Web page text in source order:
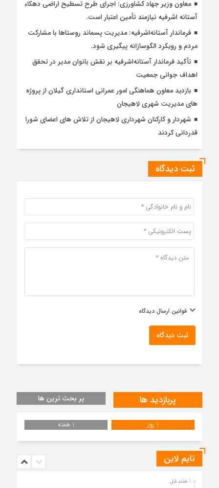
معاون وزیر جهاد کشاورزی: اجرای طرح تسطیح اراضی دهکاء
آستانه اشرفیه نیازمند تأمین اعتبار است.
فرماندار آستانه‌اشرفیه: مدیریت پسماند روستاها با مشارکت
مردم و رویکرد الگوسازانه پیگیری شود.
تأکید فرماندار آستانه‌اشرفیه بر نقش بانوان مدیر در تحقق
اهداف جوانی جمعیت
بازدید معاون هماهنگی امور عمرانی استانداری گیلان از پروژه
های مدیریت شهری لاهیجان
شهردار و کارکنان شهرداری لاهیجان از تلاش های اعضای شورا
قدردانی کردند
ثبت دیدگاه
قوانین ارسال دیدگاه
ثبت دیدگاه
پربازدید ها پر بحث ترین ها
1 روز 1 هفته
تایم لاین
1 هفته قبل